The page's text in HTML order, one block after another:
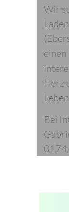
Wir
einen
Herz
Bei